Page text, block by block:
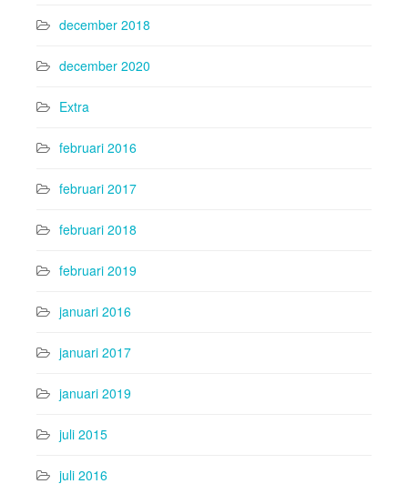
december 2018
december 2020
Extra
februari 2016
februari 2017
februari 2018
februari 2019
januari 2016
januari 2017
januari 2019
juli 2015
juli 2016